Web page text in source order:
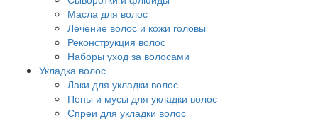
Масла для волос
Лечение волос и кожи головы
Реконструкция волос
Наборы уход за волосами
Укладка волос
Лаки для укладки волос
Пены и мусы для укладки волос
Спреи для укладки волос